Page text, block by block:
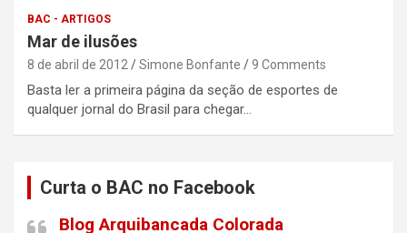
BAC - ARTIGOS
Mar de ilusões
8 de abril de 2012 Simone Bonfante 9 Comments
Basta ler a primeira página da seção de esportes de
qualquer jornal do Brasil para chegar…
Curta o BAC no Facebook
Blog Arquibancada Colorada